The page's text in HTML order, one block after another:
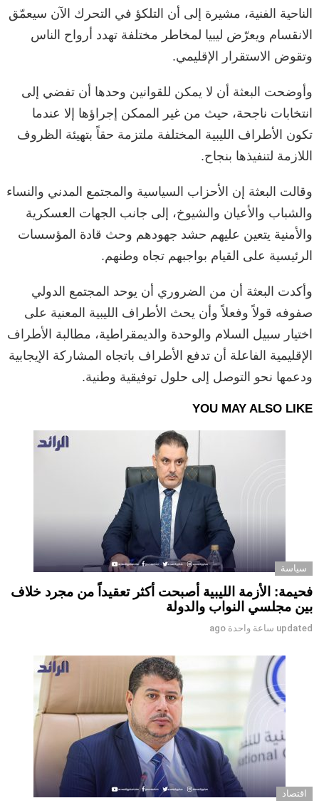
الناحية الفنية، مشيرة إلى أن التلكؤ في التحرك الآن سيعمّق
الانقسام ويعرّض ليبيا لمخاطر مختلفة تهدد أرواح الناس
وتقوض الاستقرار الإقليمي.
وأوضحت البعثة أن لا يمكن للقوانين وحدها أن تفضي إلى
انتخابات ناجحة، حيث من غير الممكن إجراؤها إلا عندما
تكون الأطراف الليبية المختلفة ملتزمة حقاً بتهيئة الظروف
اللازمة لتنفيذها بنجاح.
وقالت البعثة إن الأحزاب السياسية والمجتمع المدني والنساء
والشباب والأعيان والشيوخ، إلى جانب الجهات العسكرية
والأمنية يتعين عليهم حشد جهودهم وحث قادة المؤسسات
الرئيسية على القيام بواجبهم تجاه وطنهم.
وأكدت البعثة أن من الضروري أن يوحد المجتمع الدولي
صفوفه قولاً وفعلاً وأن يحث الأطراف الليبية المعنية على
اختيار سبيل السلام والوحدة والديمقراطية، مطالبة الأطراف
الإقليمية الفاعلة أن تدفع الأطراف باتجاه المشاركة الإيجابية
ودعمها نحو التوصل إلى حلول توفيقية وطنية.
YOU MAY ALSO LIKE
سياسة
فحيمة: الأزمة الليبية أصبحت أكثر تعقيداً من مجرد خلاف
بين مجلسي النواب والدولة
updated ساعة واحدة ago
اقتصاد